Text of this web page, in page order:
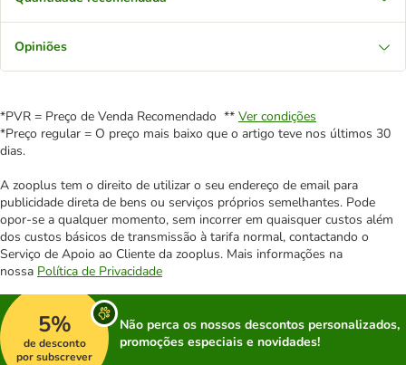
Opiniões
*PVR = Preço de Venda Recomendado ** Ver condições
*Preço regular = O preço mais baixo que o artigo teve nos últimos 30
dias.
A zooplus tem o direito de utilizar o seu endereço de email para
publicidade direta de bens ou serviços próprios semelhantes. Pode
opor-se a qualquer momento, sem incorrer em quaisquer custos além
dos custos básicos de transmissão à tarifa normal, contactando o
Serviço de Apoio ao Cliente da zooplus. Mais informações na
nossa Política de Privacidade
5%
de desconto
por subscrever
Não perca os nossos descontos personalizados,
promoções especiais e novidades!